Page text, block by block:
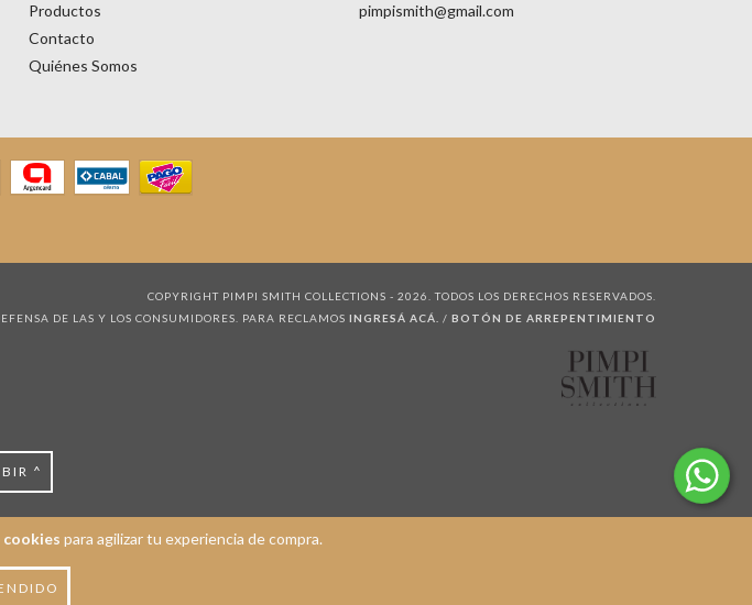
cookies para agilizar tu experiencia de compra.
Productos
Contacto
Quiénes Somos
pimpismith@gmail.com
COPYRIGHT PIMPI SMITH COLLECTIONS - 2026. TODOS LOS DERECHOS RESERVADOS.
DE LAS Y LOS CONSUMIDORES. PARA RECLAMOS INGRESÁ ACÁ. / BOTÓN DE ARREPENTIMIENTO
^